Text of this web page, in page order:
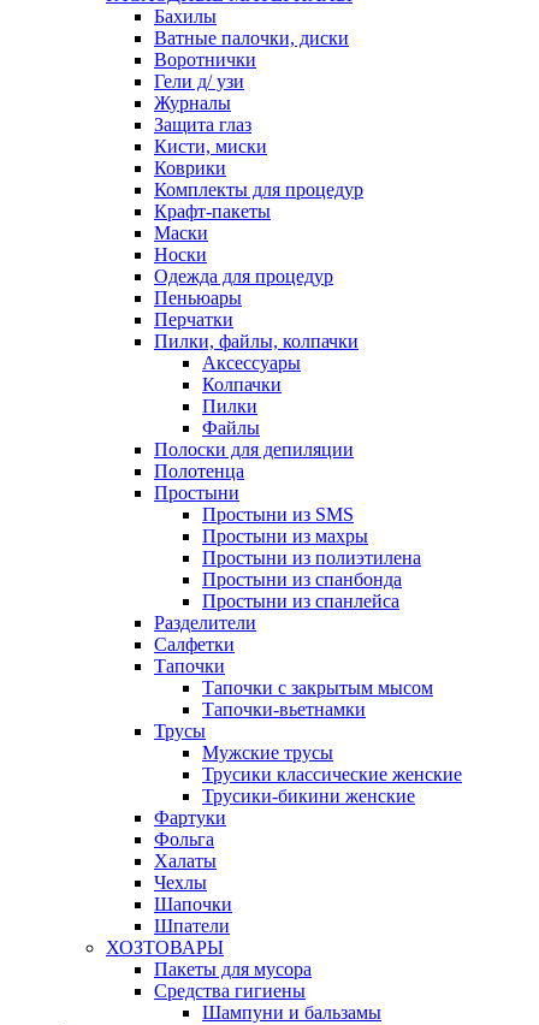
Бахилы
Ватные палочки, диски
Воротнички
Гели д/ узи
Журналы
Защита глаз
Кисти, миски
Коврики
Комплекты для процедур
Крафт-пакеты
Маски
Носки
Одежда для процедур
Пеньюары
Перчатки
Пилки, файлы, колпачки
Аксессуары
Колпачки
Пилки
Файлы
Полоски для депиляции
Полотенца
Простыни
Простыни из SMS
Простыни из махры
Простыни из полиэтилена
Простыни из спанбонда
Простыни из спанлейса
Разделители
Салфетки
Тапочки
Тапочки с закрытым мысом
Тапочки-вьетнамки
Трусы
Мужские трусы
Трусики классические женские
Трусики-бикини женские
Фартуки
Фольга
Халаты
Чехлы
Шапочки
Шпатели
ХОЗТОВАРЫ
Пакеты для мусора
Средства гигиены
Шампуни и бальзамы